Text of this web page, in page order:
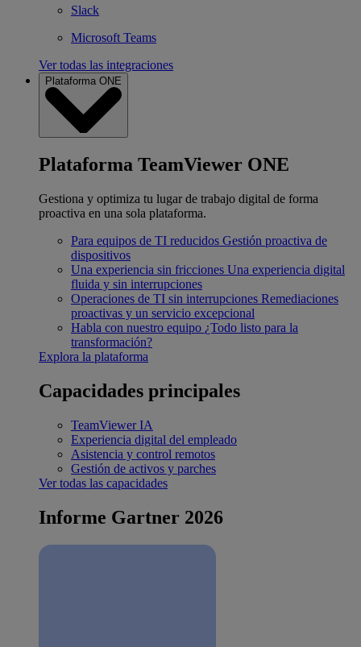
Slack
Microsoft Teams
Ver todas las integraciones
Plataforma ONE
Plataforma TeamViewer ONE
Gestiona y optimiza tu lugar de trabajo digital de forma
proactiva en una sola plataforma.
Para equipos de TI reducidos Gestión proactiva de
dispositivos
Una experiencia sin fricciones Una experiencia digital
fluida y sin interrupciones
Operaciones de TI sin interrupciones Remediaciones
proactivas y un servicio excepcional
Habla con nuestro equipo ¿Todo listo para la
transformación?
Explora la plataforma
Capacidades principales
TeamViewer IA
Experiencia digital del empleado
Asistencia y control remotos
Gestión de activos y parches
Ver todas las capacidades
Informe Gartner 2026